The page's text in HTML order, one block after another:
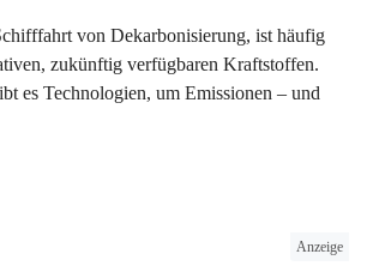
von Dekarbonisierung, ist häufig
zukünftig verfügbaren Kraftstoffen.
es Technologien, um Emissionen – und
Anzeige